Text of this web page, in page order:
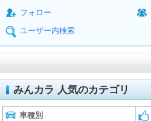
フォロー
ユーザー内検索
みんカラ 人気のカテゴリ
車種別